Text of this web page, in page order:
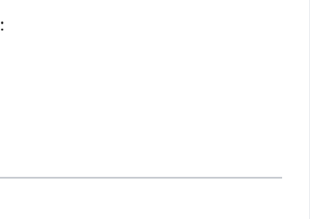
Hier findest du die Tonspur des oberen Videos, also einen Audio Vortrag über Schmach‏‎: